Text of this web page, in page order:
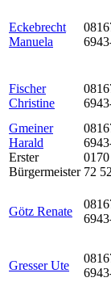
Eckebrecht
Manuela
Fischer
Christine
Gmeiner
Harald
Erster
Bürgermeister 72
Götz Renate
Gresser Ute